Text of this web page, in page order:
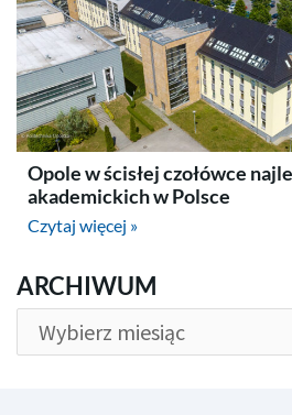
Opole w ścisłej czołówce
akademickich w Polsce
Czytaj więcej »
ARCHIWUM
ARCHIWUM